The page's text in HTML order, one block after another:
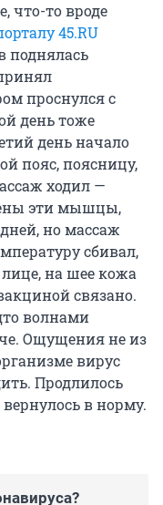
что-то вроде
45.RU
поднялась
проснулся с
день тоже
день начало
пояс, поясницу,
ходил —
эти мышцы,
но массаж
сбивал,
на шее кожа
связано.
волнами
Ощущения не из
вирус
Продлилось
в норму.